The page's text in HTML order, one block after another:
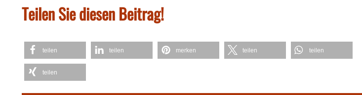
Teilen Sie diesen Beitrag!
teilen teilen merken teilen teilen
teilen